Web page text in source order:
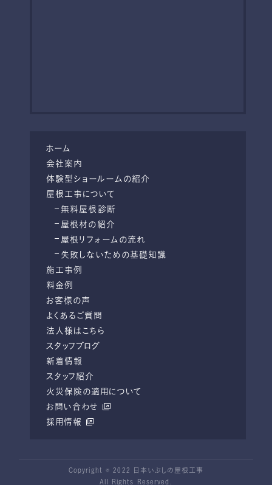
ホーム
会社案内
体験型ショールームの紹介
屋根工事について
無料屋根診断
屋根材の紹介
屋根リフォームの流れ
失敗しないための基礎知識
施工事例
料金例
お客様の声
よくあるご質問
法人様はこちら
スタッフブログ
新着情報
スタッフ紹介
火災保険の適用について
お問い合わせ
採用情報
Copyright © 2022 日本いぶしの屋根工事
All Rights Reserved.